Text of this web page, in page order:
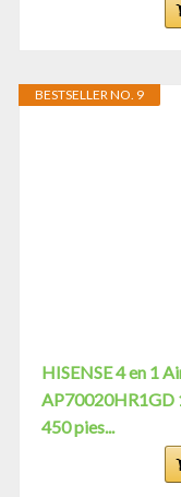
BESTSELLER NO. 9
HISENSE 4 en 1
AP70020HR1GD
450 pies...